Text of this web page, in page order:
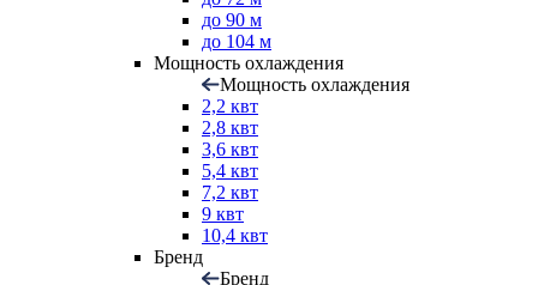
до 90 м
до 104 м
Мощность охлаждения
Мощность охлаждения
2,2 квт
2,8 квт
3,6 квт
5,4 квт
7,2 квт
9 квт
10,4 квт
Бренд
Бренд